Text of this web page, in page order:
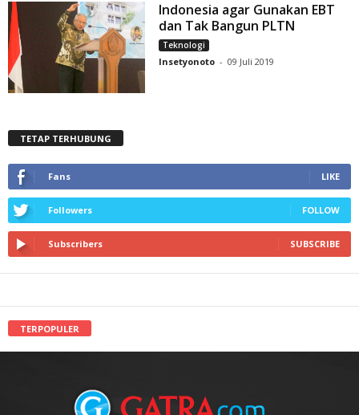
Indonesia agar Gunakan EBT
dan Tak Bangun PLTN
Teknologi
Insetyonoto - 09 Juli 2019
TETAP TERHUBUNG
Fans LIKE
Followers FOLLOW
Subscribers SUBSCRIBE
TERPOPULER